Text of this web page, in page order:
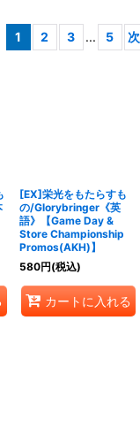
1 2 3 ... 5 次
[EX]栄光をもたらすも
の/Glorybringer《英
語》【Game Day &
Store Championship
Promos(AKH)】
580円(税込)
カートに入れる